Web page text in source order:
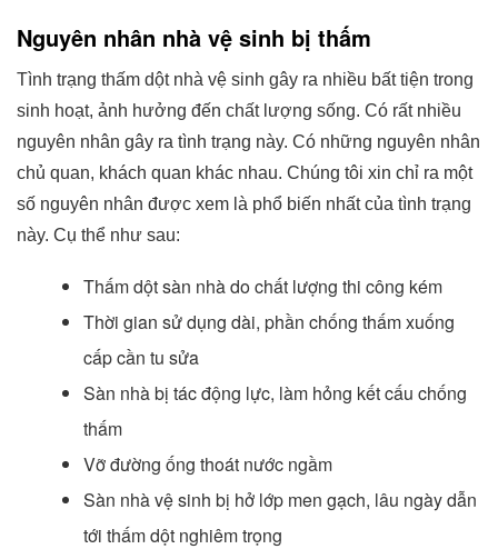
Nguyên nhân nhà vệ sinh bị thấm
Tình trạng thấm dột nhà vệ sinh gây ra nhiều bất tiện trong
sinh hoạt, ảnh hưởng đến chất lượng sống. Có rất nhiều
nguyên nhân gây ra tình trạng này. Có những nguyên nhân
chủ quan, khách quan khác nhau. Chúng tôi xin chỉ ra một
số nguyên nhân được xem là phổ biến nhất của tình trạng
này. Cụ thể như sau:
Thấm dột sàn nhà do chất lượng thi công kém
Thời gian sử dụng dài, phần chống thấm xuống
cấp cần tu sửa
Sàn nhà bị tác động lực, làm hỏng kết cấu chống
thấm
Vỡ đường ống thoát nước ngầm
Sàn nhà vệ sinh bị hở lớp men gạch, lâu ngày dẫn
tới thấm dột nghiêm trọng